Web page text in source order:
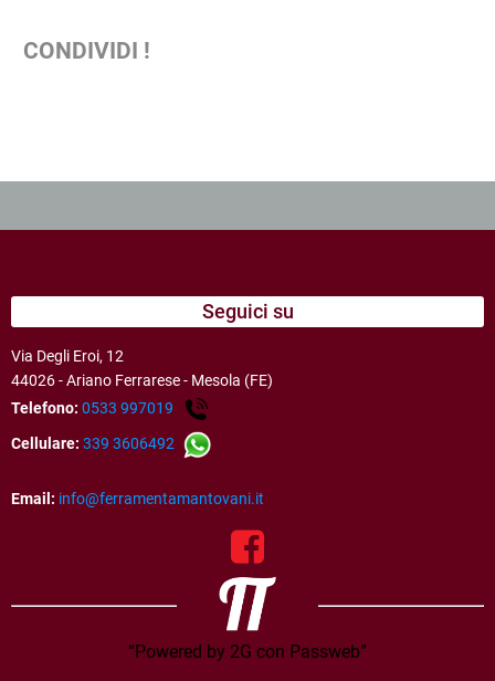
CONDIVIDI !
Seguici su
Via Degli Eroi, 12
44026 - Ariano Ferrarese - Mesola (FE)
Telefono: 0533 997019
Cellulare: 339 3606492
Email: info@ferramentamantovani.it
“Powered by 2G con Passweb”